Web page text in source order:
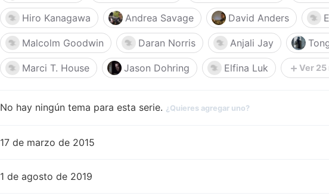
Hiro Kanagawa Andrea Savage David Anders
Malcolm Goodwin Daran Norris Anjali Jay
Marci T. House Jason Dohring Elfina Luk Ver 25
No hay ningún tema para esta serie. ¿Quieres agregar uno?
17 de marzo de 2015
1 de agosto de 2019